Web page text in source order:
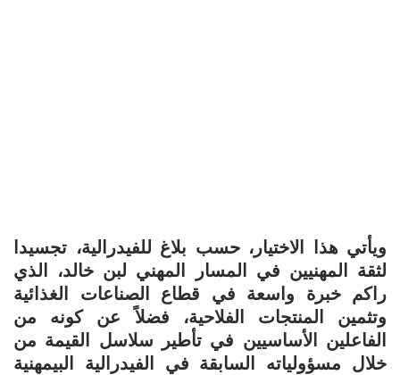
ويأتي هذا الاختيار، حسب بلاغ للفيدرالية، تجسيدا
لثقة المهنيين في المسار المهني لبن خالد، الذي
راكم خبرة واسعة في قطاع الصناعات الغذائية
وتثمين المنتجات الفلاحية، فضلاً عن كونه من
الفاعلين الأساسيين في تأطير سلاسل القيمة من
خلال مسؤولياته السابقة في الفيدرالية البيمهنية